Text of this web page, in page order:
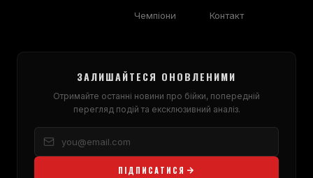
Чемпіони
Контакт
ЗАЛИШАЙТЕСЯ ОНОВЛЕНИМИ
Отримайте останні новини про бійки, попередній
перегляд подій та ексклюзивний аналіз.
ПІДПИСАТИСЯ